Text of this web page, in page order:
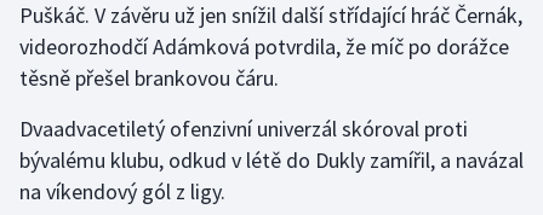
Puškáč. V závěru už jen snížil další střídající hráč Černák,
videorozhodčí Adámková potvrdila, že míč po dorážce
těsně přešel brankovou čáru.
Dvaadvacetiletý ofenzivní univerzál skóroval proti
bývalému klubu, odkud v létě do Dukly zamířil, a navázal
na víkendový gól z ligy.